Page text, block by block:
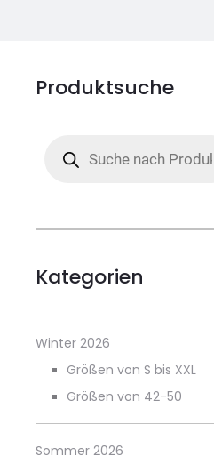
Produktsuche
search
Kategorien
Winter 2026
Größen von S bis XXL
Größen von 42-50
Sommer 2026